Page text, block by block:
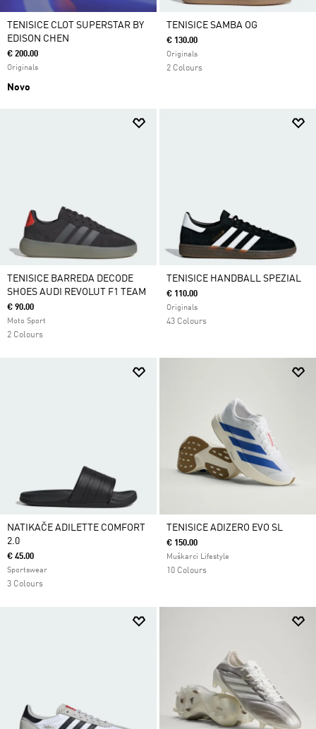
TENISICE CLOT SUPERSTAR BY
EDISON CHEN
€ 200.00
Originals
Novo
TENISICE SAMBA OG
€ 130.00
Originals
2 Colours
TENISICE BARREDA DECODE
SHOES AUDI REVOLUT F1 TEAM
€ 90.00
Moto Sport
2 Colours
TENISICE HANDBALL SPEZIAL
€ 110.00
Originals
43 Colours
NATIKAČE ADILETTE COMFORT
2.0
€ 45.00
Sportswear
3 Colours
TENISICE ADIZERO EVO SL
€ 150.00
Muškarci Lifestyle
10 Colours